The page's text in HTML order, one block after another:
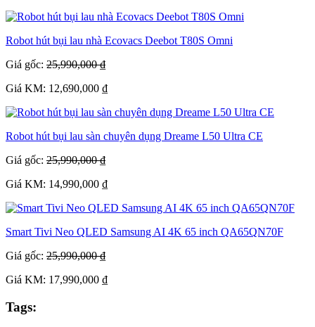
Robot hút bụi lau nhà Ecovacs Deebot T80S Omni
Giá gốc: 25,990,000 ₫
Giá KM: 12,690,000 ₫
Robot hút bụi lau sàn chuyên dụng Dreame L50 Ultra CE
Giá gốc: 25,990,000 ₫
Giá KM: 14,990,000 ₫
Smart Tivi Neo QLED Samsung AI 4K 65 inch QA65QN70F
Giá gốc: 25,990,000 ₫
Giá KM: 17,990,000 ₫
Tags: